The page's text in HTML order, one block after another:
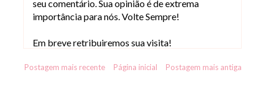
seu comentário. Sua opinião é de extrema
importância para nós. Volte Sempre!
Em breve retribuiremos sua visita!
Postagem mais recente Postagem mais antiga
Página inicial